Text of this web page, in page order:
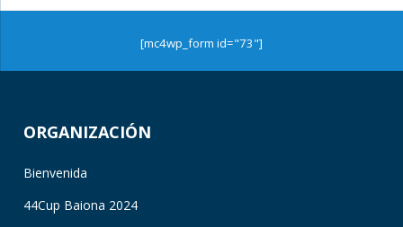
[mc4wp_form id="73"]
ORGANIZACIÓN
Bienvenida
44Cup Baiona 2024